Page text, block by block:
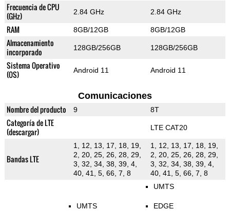
Frecuencia de CPU
(GHz)
2.84 GHz 2.84 GHz
RAM 8GB/12GB 8GB/12GB
Almacenamiento
incorporado
128GB/256GB 128GB/256GB
Sistema Operativo
(OS)
Android 11 Android 11
Comunicaciones
Nombre del producto 9 8T
Categoría de LTE
(descargar)
LTE CAT20
Bandas LTE
1, 12, 13, 17, 18, 19,
2, 20, 25, 26, 28, 29,
3, 32, 34, 38, 39, 4,
40, 41, 5, 66, 7, 8
1, 12, 13, 17, 18, 19,
2, 20, 25, 26, 28, 29,
3, 32, 34, 38, 39, 4,
40, 41, 5, 66, 7, 8
UMTS
UMTS
EDGE